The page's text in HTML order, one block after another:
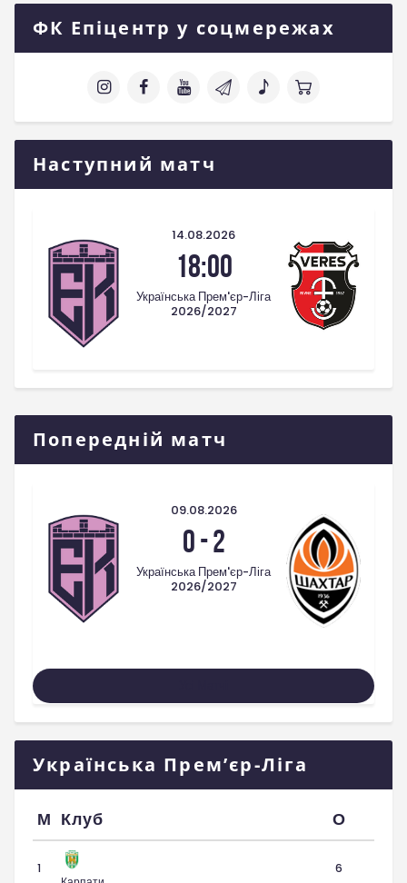
ФК Епіцентр у соцмережах
Наступний матч
14.08.2026
18:00
Українська Прем'єр-Ліга
2026/2027
Попередній матч
09.08.2026
0-2
Українська Прем'єр-Ліга
2026/2027
Українська Прем’єр-Ліга
М Клуб О
1
6